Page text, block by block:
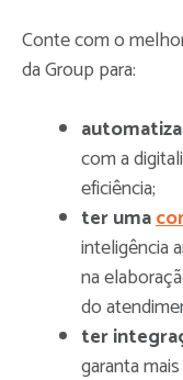
Conte com o
da Group para:
com a
eficiência;
ter uma
inteligência
na
do
ter
garanta